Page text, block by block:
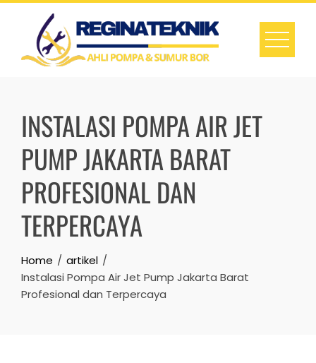
Skip
content
INSTALASI POMPA AIR JET
PUMP JAKARTA BARAT
PROFESIONAL DAN
TERPERCAYA
Home
artikel
Instalasi Pompa Air Jet Pump Jakarta Barat
Profesional dan Terpercaya